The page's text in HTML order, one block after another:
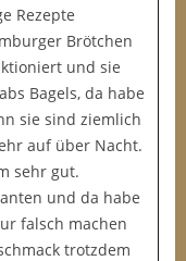
Rezepte
Brötchen
und sie
Bagels, da habe
sie sind ziemlich
auf über Nacht.
sehr gut.
und da habe
falsch machen
trotzdem